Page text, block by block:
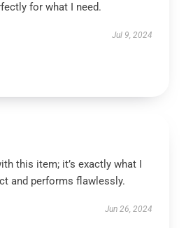
for what I need.
Jul 9, 2024
this item; it’s exactly what I
and performs flawlessly.
Jun 26, 2024